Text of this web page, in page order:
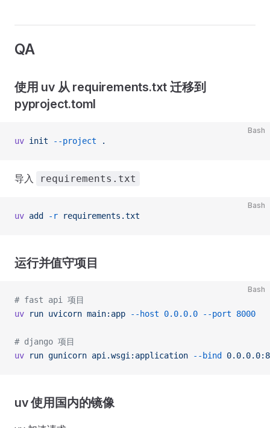
QA
使用 uv 从 requirements.txt 迁移到
pyproject.toml
Bash
uv init --project .
导入 requirements.txt
Bash
uv add -r requirements.txt
运行并值守项目
Bash
# fast api 项目
uv run uvicorn main:app --host 0.0.0.0 --port 8000
# django 项目
uv run gunicorn api.wsgi:application --bind
uv 使用国内的镜像